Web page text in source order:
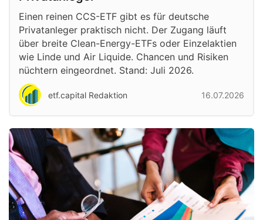
Einen reinen CCS-ETF gibt es für deutsche
Privatanleger praktisch nicht. Der Zugang läuft
über breite Clean-Energy-ETFs oder Einzelaktien
wie Linde und Air Liquide. Chancen und Risiken
nüchtern eingeordnet. Stand: Juli 2026.
etf.capital Redaktion 16.07.2026